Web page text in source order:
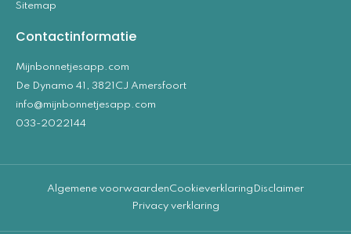
Sitemap
Contactinformatie
Mijnbonnetjesapp.com
De Dynamo 41, 3821CJ Amersfoort
info@mijnbonnetjesapp.com
033-2022144
Algemene voorwaardenCookieverklaring Disclaimer
Privacy verklaring